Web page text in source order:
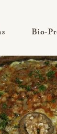
— Untermenü
Bio-